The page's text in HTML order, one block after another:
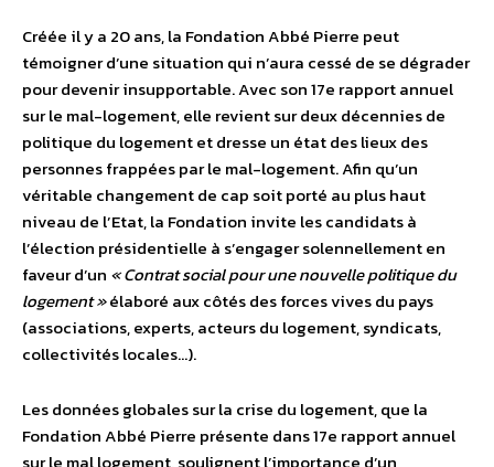
Créée il y a 20 ans, la Fondation Abbé Pierre peut
témoigner d’une situation qui n’aura cessé de se dégrader
pour devenir insupportable. Avec son 17e rapport annuel
sur le mal-logement, elle revient sur deux décennies de
politique du logement et dresse un état des lieux des
personnes frappées par le mal-logement. Afin qu’un
véritable changement de cap soit porté au plus haut
niveau de l’Etat, la Fondation invite les candidats à
l’élection présidentielle à s’engager solennellement en
faveur d’un « Contrat social pour une nouvelle politique du
logement »élaboré aux côtés des forces vives du pays
(associations, experts, acteurs du logement, syndicats,
collectivités locales…).
Les données globales sur la crise du logement, que la
Fondation Abbé Pierre présente dans 17e rapport annuel